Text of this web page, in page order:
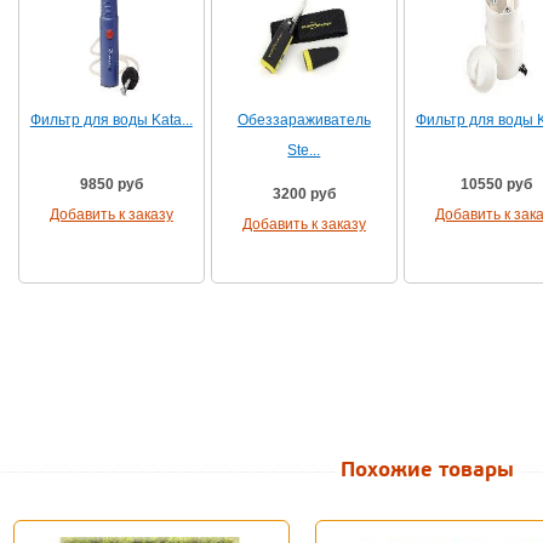
Фильтр для воды Kata...
9850 руб
Добавить к заказу
Обеззараживатель
Ste...
3200 руб
Добавить к заказу
Фильтр для воды
10550 руб
Добавить к
Похожие товары